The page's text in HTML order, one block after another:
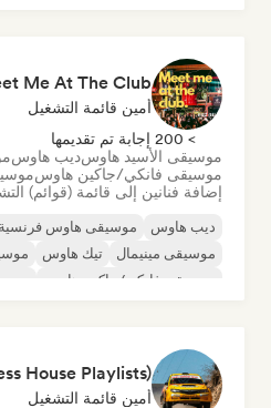
Me At The Club
أمين قائمة التشغيل
> 200 إجابة تم تقديمها
موسيقى الأسيد هاوسديب هاوس
موسيقى فانكي/جاكين هاوس
إضافة فنانين إلى قائمة (قوائم)
ديب هاوس موسيقى هاوس فرنسية
موسيقى مينيمال
تيك هاوس
موسيقى فانكي/جاكين هاوس
أمين قائمة التشغيل